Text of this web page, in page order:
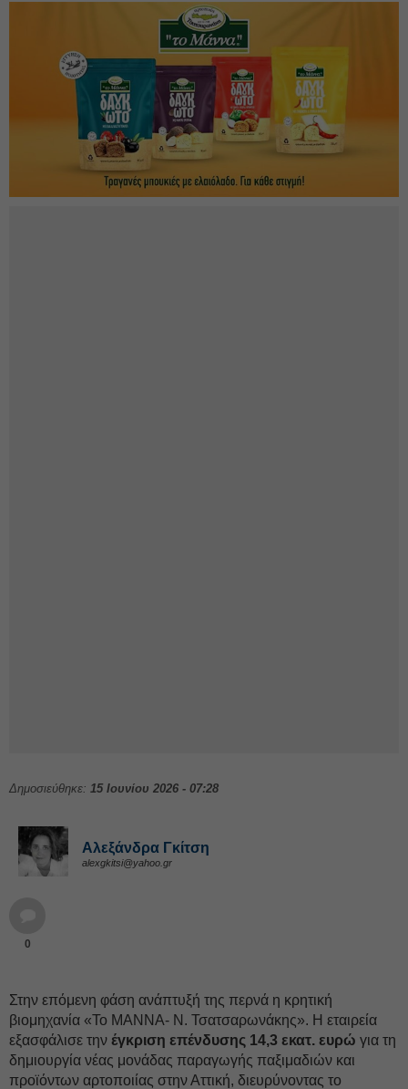
Δημοσιεύθηκε: 15 Ιουνίου 2026 - 07:28
Αλεξάνδρα Γκίτση
alexgkitsi@yahoo.gr
0
Στην επόμενη φάση ανάπτυξή της περνά η κρητική
βιομηχανία «Το ΜΑΝΝΑ- Ν. Τσατσαρωνάκης». Η εταιρεία
εξασφάλισε την έγκριση επένδυσης 14,3 εκατ. ευρώ για τη
δημιουργία νέας μονάδας παραγωγής παξιμαδιών και
προϊόντων αρτοποιίας στην Αττική, διευρύνοντας το